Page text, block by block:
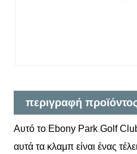
περιγραφή
Αυτό το Ebony Park Golf
αυτά τα κλαμπ είναι ένας